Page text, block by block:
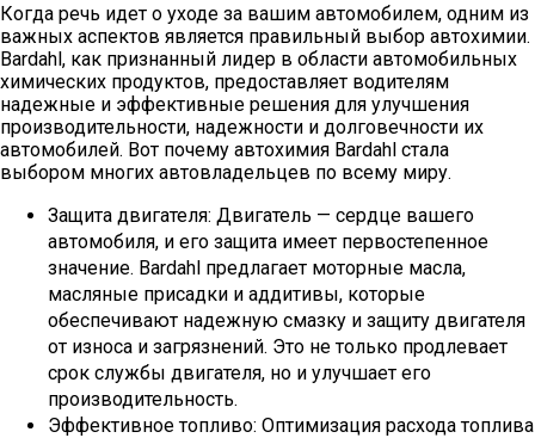
Когда речь идет о уходе за вашим автомобилем, одним из
важных аспектов является правильный выбор автохимии.
Bardahl, как признанный лидер в области автомобильных
химических продуктов, предоставляет водителям
надежные и эффективные решения для улучшения
производительности, надежности и долговечности их
автомобилей. Вот почему автохимия Bardahl стала
выбором многих автовладельцев по всему миру.
Защита двигателя: Двигатель — сердце вашего
автомобиля, и его защита имеет первостепенное
значение. Bardahl предлагает моторные масла,
масляные присадки и аддитивы, которые
обеспечивают надежную смазку и защиту двигателя
от износа и загрязнений. Это не только продлевает
срок службы двигателя, но и улучшает его
производительность.
Эффективное топливо: Оптимизация расхода топлива